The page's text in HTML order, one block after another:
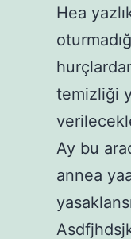
Hea
temizliği
Ay bu
annea